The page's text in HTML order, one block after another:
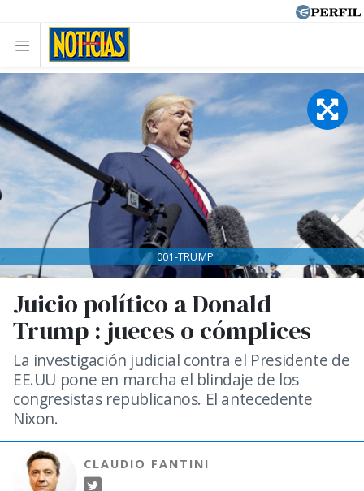
Juicio político a Donald
Trump : jueces o cómplices
La investigación judicial contra el Presidente de
EE.UU pone en marcha el blindaje de los
congresistas republicanos. El antecedente
Nixon.
CLAUDIO FANTINI
001-TRUMP